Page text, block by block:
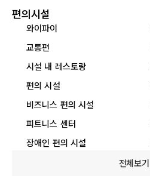
편의시설
와이파이
교통편
시설 내 레스토랑
편의 시설
비즈니스 편의 시설
피트니스 센터
장애인 편의 시설
전체보기